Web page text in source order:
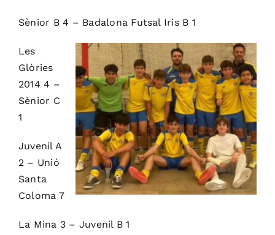
Sènior B 4 – Badalona Futsal Iris B 1
Les
Glòries
2014 4 –
Sènior C
1
Juvenil A
2 – Unió
Santa
Coloma 7
La Mina 3 – Juvenil B 1